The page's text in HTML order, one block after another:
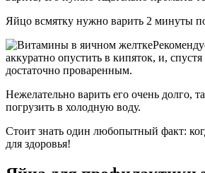
Яйцо всмятку нужно варить 2 минуты
аккуратно опустить в кипяток, и,
достаточно проваренным.
Нежелательно варить его очень долго,
погрузить в холодную воду.
Стоит знать один любопытный факт:
для здоровья!